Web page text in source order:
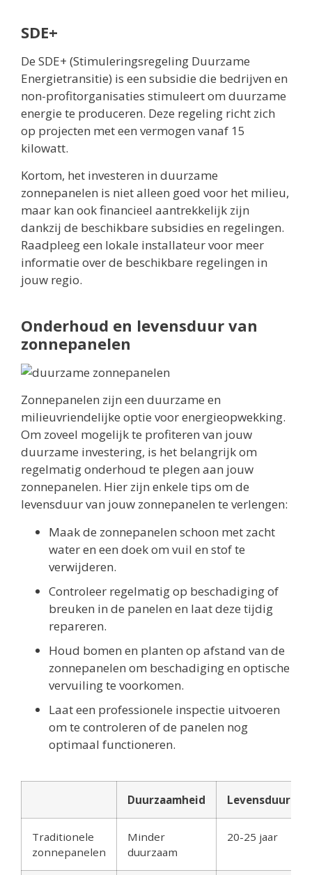
SDE+
De SDE+ (Stimuleringsregeling Duurzame
Energietransitie) is een subsidie die bedrijven en
non-profitorganisaties stimuleert om duurzame
energie te produceren. Deze regeling richt zich
op projecten met een vermogen vanaf 15
kilowatt.
Kortom, het investeren in duurzame
zonnepanelen is niet alleen goed voor het milieu,
maar kan ook financieel aantrekkelijk zijn
dankzij de beschikbare subsidies en regelingen.
Raadpleeg een lokale installateur voor meer
informatie over de beschikbare regelingen in
jouw regio.
Onderhoud en levensduur van
zonnepanelen
Zonnepanelen zijn een duurzame en
milieuvriendelijke optie voor energieopwekking.
Om zoveel mogelijk te profiteren van jouw
duurzame investering, is het belangrijk om
regelmatig onderhoud te plegen aan jouw
zonnepanelen. Hier zijn enkele tips om de
levensduur van jouw zonnepanelen te verlengen:
Maak de zonnepanelen schoon met zacht
water en een doek om vuil en stof te
verwijderen.
Controleer regelmatig op beschadiging of
breuken in de panelen en laat deze tijdig
repareren.
Houd bomen en planten op afstand van de
zonnepanelen om beschadiging en optische
vervuiling te voorkomen.
Laat een professionele inspectie uitvoeren
om te controleren of de panelen nog
optimaal functioneren.
Duurzaamheid Levensduur
Traditionele
zonnepanelen
Minder
duurzaam
20-25 jaar